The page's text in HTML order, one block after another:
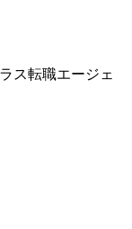
ス転職エージェ